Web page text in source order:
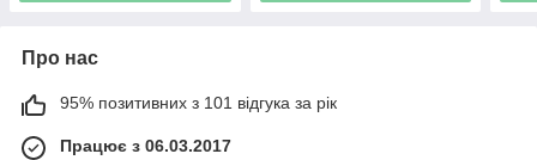
Про нас
95% позитивних з 101 відгука за рік
Працює з 06.03.2017